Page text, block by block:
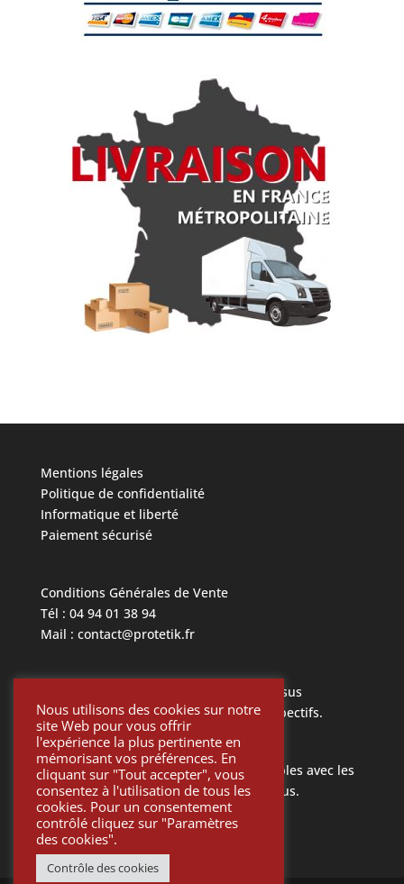
Mentions légales
Politique de confidentialité
Informatique et liberté
Paiement sécurisé
Conditions Générales de Vente
Tél : 04 94 01 38 94
Mail : contact@protetik.fr
Toutes les marques mentionnées ci dessus
appartiennent à leurs propriétaires respectifs.
Toutes les pièces Protétik sont compatibles avec les
différents systèmes mentionnés ci-dessus.
Nous utilisons des cookies sur notre
site Web pour vous offrir
l'expérience la plus pertinente en
mémorisant vos préférences. En
cliquant sur "Tout accepter", vous
consentez à l'utilisation de tous les
cookies. Pour un consentement
contrôlé cliquez sur "Paramètres
des cookies".
Contrôle des cookies